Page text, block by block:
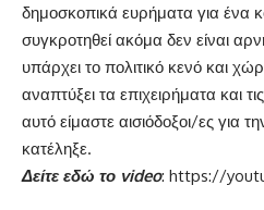
δημοσκοπικά ευρήματα για ένα
συγκροτηθεί ακόμα δεν είναι
υπάρχει το πολιτικό κενό και
αναπτύξει τα επιχειρήματα και
αυτό είμαστε αισιόδοξοι/ες για
κατέληξε.
Δείτε εδώ το video: https://